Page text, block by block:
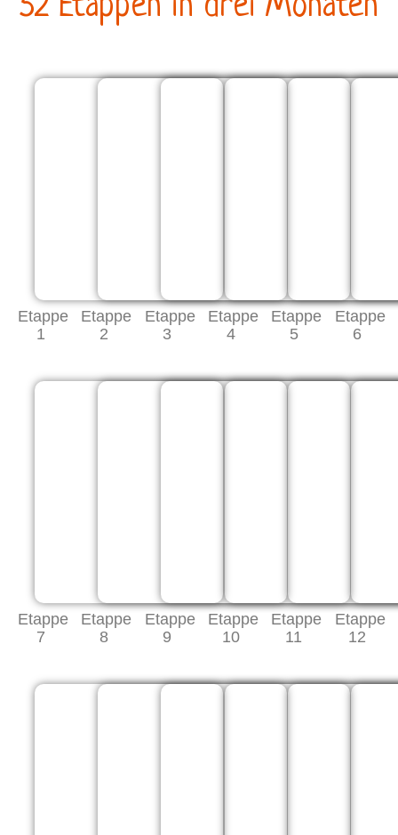
Etappe
1
Etappe
2
Etappe
3
Etappe
4
Etappe
5
Etappe
6
Etappe
7
Etappe
8
Etappe
9
Etappe
10
Etappe
11
Etappe
12